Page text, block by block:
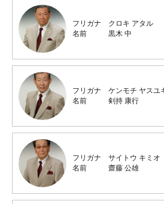
フリガナ
クロキ アタル
名前
黒木 中
フリガナ
ケンモチ ヤスユ
名前
剣持 康行
フリガナ
サイトウ キミオ
名前
齋藤 公雄